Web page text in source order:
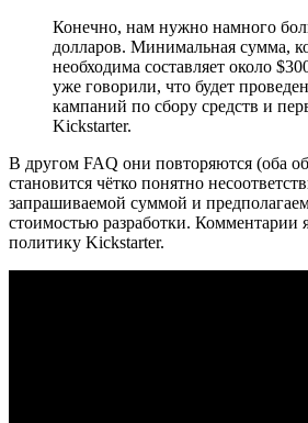
Конечно, нам нужно намного
долларов. Минимальная сумма,
необходима составляет около
уже говорили, что будет
кампаний по сбору средств и
Kickstarter.
В другом FAQ они повторяются (оба
становится чётко понятно
запрашиваемой суммой и
стоимостью разработки. Комментарии
политику Kickstarter.